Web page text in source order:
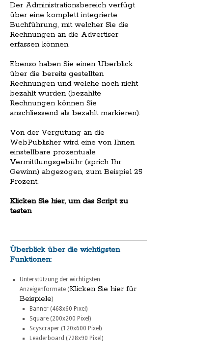
Der Administrationsbereich verfügt
über eine komplett integrierte
Buchführung, mit welcher Sie die
Rechnungen an die Advertiser
erfassen können.
Ebenso haben Sie einen Überblick
über die bereits gestellten
Rechnungen und welche noch nicht
bezahlt wurden (bezahlte
Rechnungen können Sie
anschliessend als bezahlt markieren).
Von der Vergütung an die
WebPublisher wird eine von Ihnen
einstellbare prozentuale
Vermittlungsgebühr (sprich Ihr
Gewinn) abgezogen, zum Beispiel 25
Prozent.
Klicken Sie hier, um das Script zu
testen
Überblick über die wichtigsten
Funktionen:
Unterstützung der wichtigsten
Anzeigenformate (Klicken Sie hier für
Beispiele)
Banner (468x60 Pixel)
Square (200x200 Pixel)
Scyscraper (120x600 Pixel)
Leaderboard (728x90 Pixel)